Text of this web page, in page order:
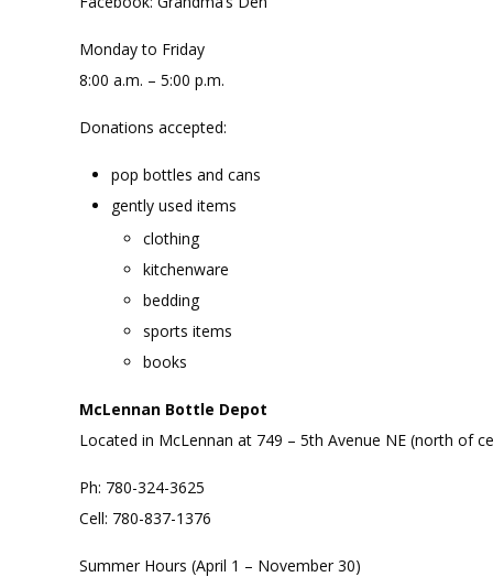
Monday to Friday
8:00 a.m. – 5:00 p.m.
Donations accepted:
pop bottles and cans
gently used items
clothing
kitchenware
bedding
sports items
books
McLennan Bottle Depot
Located in McLennan at 749 – 5th Avenue NE (north of
Ph: 780-324-3625
Cell: 780-837-1376
Summer Hours (April 1 – November 30)